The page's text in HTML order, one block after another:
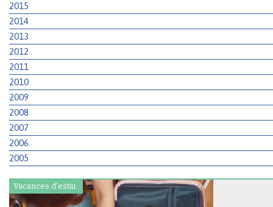
2015
2014
2013
2012
2011
2010
2009
2008
2007
2006
2005
Vacances d'estiu.